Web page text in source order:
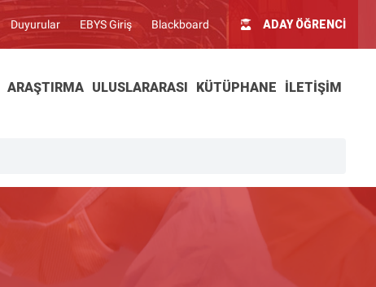
Duyurular EBYS Giriş Blackboard ADAY ÖĞRENCİ
ARAŞTIRMA ULUSLARARASI KÜTÜPHANE İLETIŞIM